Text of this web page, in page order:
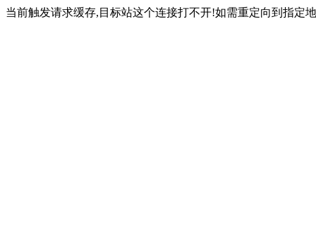
当前触发请求缓存,目标站这个连接打不开!如需重定向到指定